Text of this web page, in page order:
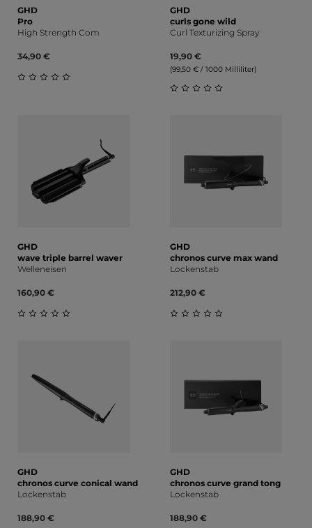
GHD
Pro
High Strength Com
34,90 €
GHD
curls gone wild
Curl Texturizing Spray
19,90 €
(99,50 € / 1000 Milliliter)
GHD
wave triple barrel waver
Welleneisen
160,90 €
GHD
chronos curve max wand
Lockenstab
212,90 €
GHD
chronos curve conical wand
Lockenstab
188,90 €
GHD
chronos curve grand tong
Lockenstab
188,90 €